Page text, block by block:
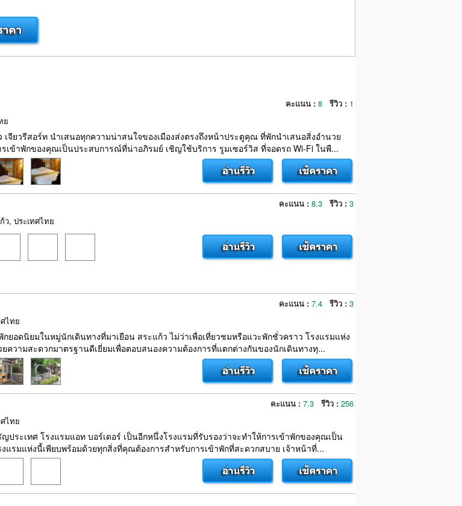
คะแนน : 8 รีวิว : 1
ย
เจียวรีสอร์ท นำเสนอทุกความน่าสนใจของเมืองส่งตรงถึงหน้าประตูคุณ ที่พักนำเสนอสิ่งอำนวย
เข้าพักของคุณเป็นประสบการณ์ที่น่าอภิรมย์ เชิญใช้บริการ รูมเซอร์วิส ที่จอดรถ Wi-Fi ในพื...
คะแนน : 8.3 รีวิว : 3
ว, ประเทศไทย
คะแนน : 7.4 รีวิว : 3
ไทย
กยอดนิยมในหมู่นักเดินทางที่มาเยือน สระแก้ว ไม่ว่าเพื่อเที่ยวชมหรือแวะพักชั่วคราว โรงแรมแห่ง
ความสะดวกมาตรฐานดีเยี่ยมเพื่อตอบสนองความต้องการที่แตกต่างกันของนักเดินทางทุ...
คะแนน : 7.3 รีวิว : 256
ไทย
ประเทศ โรงแรมแอท บอร์เดอร์ เป็นอีกหนึ่งโรงแรมที่รับรองว่าจะทำให้การเข้าพักของคุณเป็น
แรมแห่งนี้เพียบพร้อมด้วยทุกสิ่งที่คุณต้องการสำหรับการเข้าพักที่สะดวกสบาย เจ้าหน้าที่...